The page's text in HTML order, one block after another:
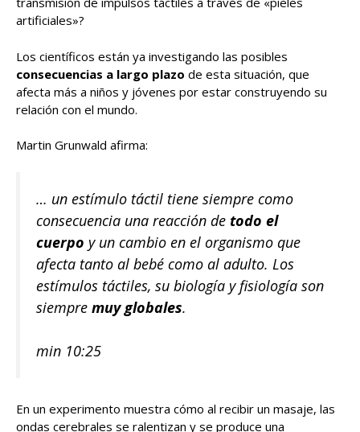
artificiales»?
Los científicos están ya investigando las posibles
consecuencias a largo plazo de esta situación, que
afecta más a niños y jóvenes por estar construyendo su
relación con el mundo.
Martin Grunwald afirma:
… un estímulo táctil tiene siempre como
consecuencia una reacción de todo el
cuerpo y un cambio en el organismo que
afecta tanto al bebé como al adulto. Los
estímulos táctiles, su biología y fisiología son
siempre muy globales.
min 10:25
En un experimento muestra cómo al recibir un masaje, las
ondas cerebrales se ralentizan y se produce una